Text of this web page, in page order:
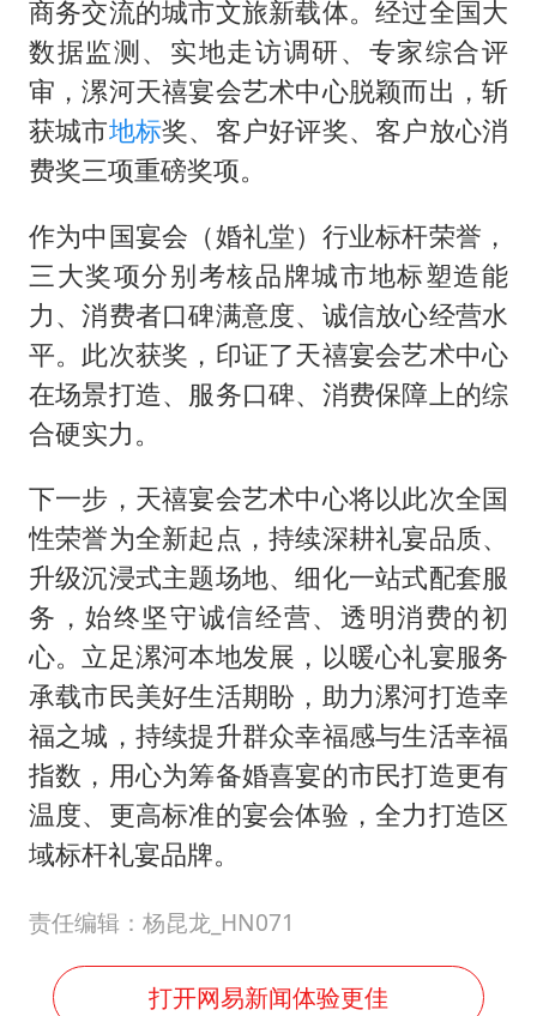
商务交流的城市文旅新载体。经过全国大
数据监测、实地走访调研、专家综合评
审，漯河天禧宴会艺术中心脱颖而出，斩
获城市地标奖、客户好评奖、客户放心消
费奖三项重磅奖项。
作为中国宴会（婚礼堂）行业标杆荣誉，
三大奖项分别考核品牌城市地标塑造能
力、消费者口碑满意度、诚信放心经营水
平。此次获奖，印证了天禧宴会艺术中心
在场景打造、服务口碑、消费保障上的综
合硬实力。
下一步，天禧宴会艺术中心将以此次全国
性荣誉为全新起点，持续深耕礼宴品质、
升级沉浸式主题场地、细化一站式配套服
务，始终坚守诚信经营、透明消费的初
心。立足漯河本地发展，以暖心礼宴服务
承载市民美好生活期盼，助力漯河打造幸
福之城，持续提升群众幸福感与生活幸福
指数，用心为筹备婚喜宴的市民打造更有
温度、更高标准的宴会体验，全力打造区
域标杆礼宴品牌。
责任编辑：杨昆龙_HN071
打开网易新闻体验更佳